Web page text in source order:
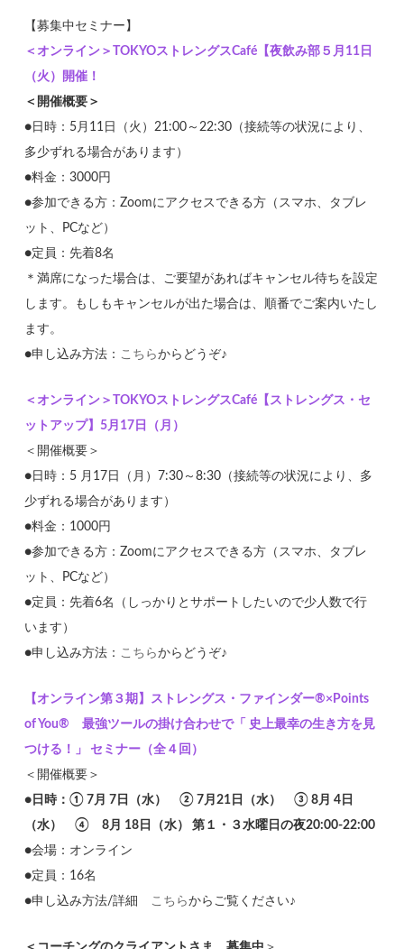
【募集中セミナー】
＜オンライン＞TOKYOストレングスCafé【夜飲み部５月11日
（火）開催！
＜開催概要＞
●日時：5月11日（火）21:00～22:30（接続等の状況により、
多少ずれる場合があります）
●料金：3000円
●参加できる方：Zoomにアクセスできる方（スマホ、タブレ
ット、PCなど）
●定員：先着8名
＊満席になった場合は、ご要望があればキャンセル待ちを設定
します。もしもキャンセルが出た場合は、順番でご案内いたし
ます。
●申し込み方法： こちらからどうぞ♪
＜オンライン＞TOKYOストレングスCafé【ストレングス・セ
ットアップ】5月17日（月）
＜開催概要＞
●日時：5 月17日（月）7:30～8:30（接続等の状況により、多
少ずれる場合があります）
●料金：1000円
●参加できる方：Zoomにアクセスできる方（スマホ、タブレ
ット、PCなど）
●定員：先着6名（しっかりとサポートしたいので少人数で行
います）
●申し込み方法： こちらからどうぞ♪
【オンライン第３期】ストレングス・ファインダー®×Points
of You® 最強ツールの掛け合わせで「 史上最幸の生き方を見
つける！」 セミナー（全４回）
＜開催概要＞
● 日時：① 7月 7日（水） ② 7月21日（水） ③ 8月 4日
（水） ④ 8月 18日（水） 第１・３水曜日の夜20:00-22:00
●会場：オンライン
●定員：16名
●申し込み方法/詳細
こちらからご覧ください♪